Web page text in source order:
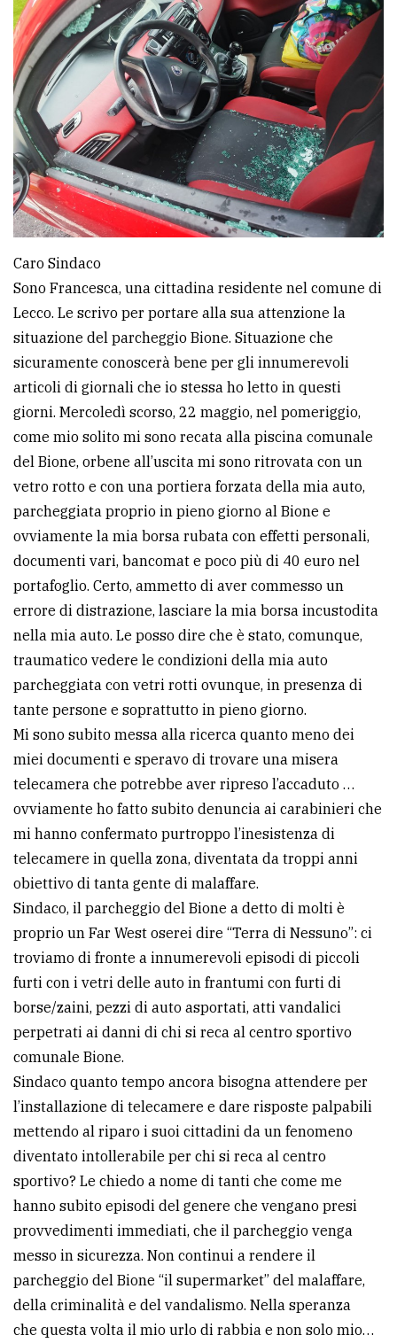
PRIVACY
Privacy
policy
Cookie
policy
Caro Sindaco
Sono Francesca, una cittadina residente nel comune di
Lecco. Le scrivo per portare alla sua attenzione la
situazione del parcheggio Bione. Situazione che
sicuramente conoscerà bene per gli innumerevoli
articoli di giornali che io stessa ho letto in questi
giorni. Mercoledì scorso, 22 maggio, nel pomeriggio,
come mio solito mi sono recata alla piscina comunale
del Bione, orbene all’uscita mi sono ritrovata con un
vetro rotto e con una portiera forzata della mia auto,
parcheggiata proprio in pieno giorno al Bione e
ovviamente la mia borsa rubata con effetti personali,
documenti vari, bancomat e poco più di 40 euro nel
portafoglio. Certo, ammetto di aver commesso un
errore di distrazione, lasciare la mia borsa incustodita
nella mia auto. Le posso dire che è stato, comunque,
traumatico vedere le condizioni della mia auto
parcheggiata con vetri rotti ovunque, in presenza di
tante persone e soprattutto in pieno giorno.
Mi sono subito messa alla ricerca quanto meno dei
miei documenti e speravo di trovare una misera
telecamera che potrebbe aver ripreso l’accaduto …
ovviamente ho fatto subito denuncia ai carabinieri che
mi hanno confermato purtroppo l’inesistenza di
telecamere in quella zona, diventata da troppi anni
obiettivo di tanta gente di malaffare.
Sindaco, il parcheggio del Bione a detto di molti è
proprio un Far West oserei dire “Terra di Nessuno”: ci
troviamo di fronte a innumerevoli episodi di piccoli
furti con i vetri delle auto in frantumi con furti di
borse/zaini, pezzi di auto asportati, atti vandalici
perpetrati ai danni di chi si reca al centro sportivo
comunale Bione.
Sindaco quanto tempo ancora bisogna attendere per
l’installazione di telecamere e dare risposte palpabili
mettendo al riparo i suoi cittadini da un fenomeno
diventato intollerabile per chi si reca al centro
sportivo? Le chiedo a nome di tanti che come me
hanno subito episodi del genere che vengano presi
provvedimenti immediati, che il parcheggio venga
messo in sicurezza. Non continui a rendere il
parcheggio del Bione “il supermarket” del malaffare,
della criminalità e del vandalismo. Nella speranza
che questa volta il mio urlo di rabbia e non solo mio…